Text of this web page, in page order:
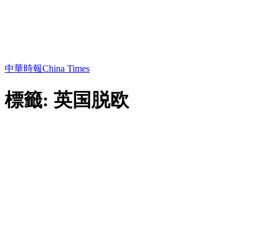
中華時報China Times
標籤: 英国脱欧